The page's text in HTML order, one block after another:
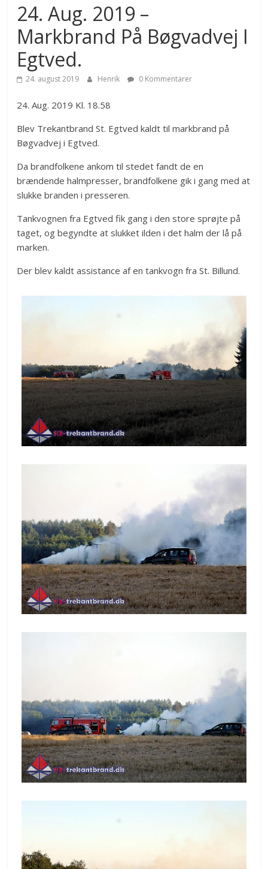
24. Aug. 2019 –
Markbrand På Bøgvadvej I
Egtved.
24. august 2019 Henrik 0 Kommentarer
24. Aug. 2019 Kl. 18.58
Blev Trekantbrand St. Egtved kaldt til markbrand på
Bøgvadvej i Egtved.
Da brandfolkene ankom til stedet fandt de en
brændende halmpresser, brandfolkene gik i gang med at
slukke branden i presseren.
Tankvognen fra Egtved fik gang i den store sprøjte på
taget, og begyndte at slukket ilden i det halm der lå på
marken.
Der blev kaldt assistance af en tankvogn fra St. Billund.